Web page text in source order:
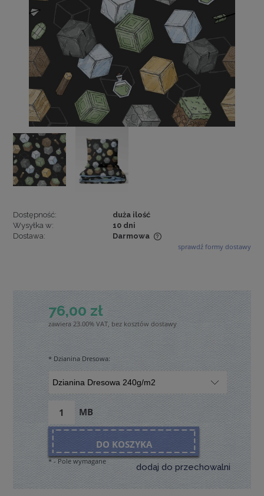
Dostępność:
duża ilość
Wysyłka w:
10 dni
Dostawa:
Darmowa
Cena nie zawiera ewentualnych kosztów płatności
sprawdź formy dostawy
76,00 zł
zawiera 23.00% VAT, bez kosztów dostawy
* Dzianina Dresowa:
MB
DO KOSZYKA
dodaj do przechowalni
*- Pole wymagane